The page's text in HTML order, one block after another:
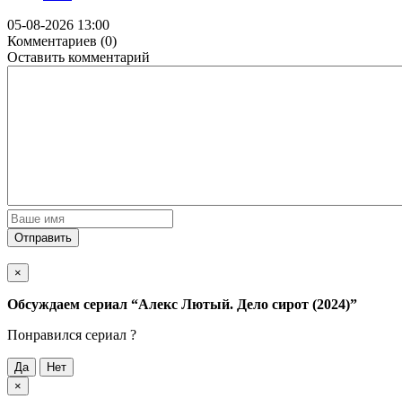
05-08-2026 13:00
Комментариев (0)
Оставить комментарий
Отправить
×
Обсуждаем cериал “Алекс Лютый. Дело сирот (2024)”
Понравился cериал ?
Да
Нет
×